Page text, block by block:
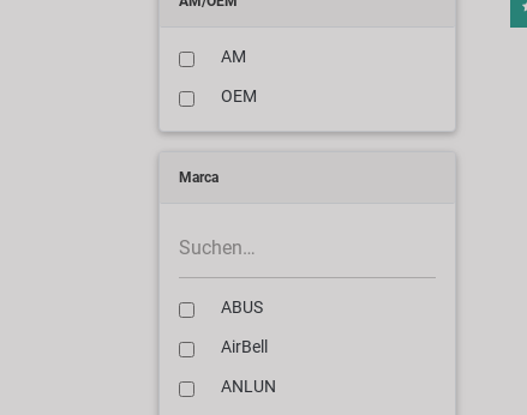
AM
OEM
Marca
ABUS
AirBell
ANLUN